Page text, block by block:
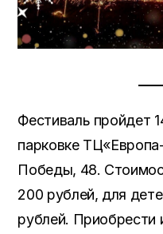
Фестиваль пройдет
парковке
Победы, 48.
200 рублей, для
рублей. Приобрести